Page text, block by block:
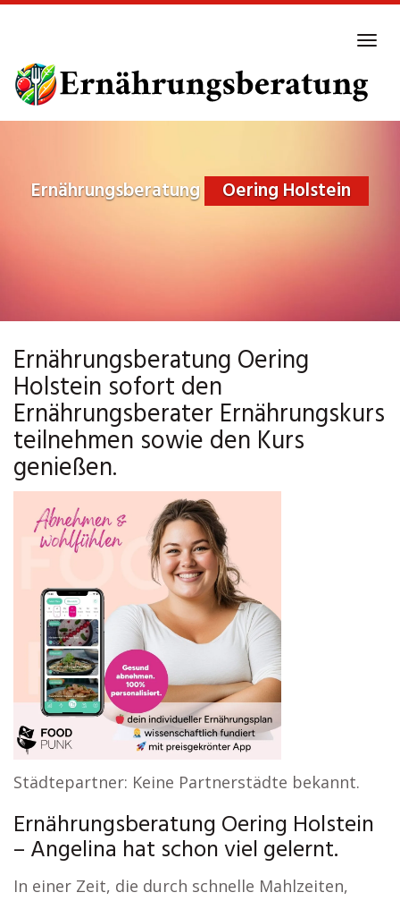
main
content
Ernährungsberatung Oering Holstein
Ernährungsberatung Oering
Holstein sofort den
Ernährungsberater Ernährungskurs
teilnehmen sowie den Kurs
genießen.
Städtepartner: Keine Partnerstädte bekannt.
Ernährungsberatung Oering Holstein
– Angelina hat schon viel gelernt.
In einer Zeit, die durch schnelle Mahlzeiten,